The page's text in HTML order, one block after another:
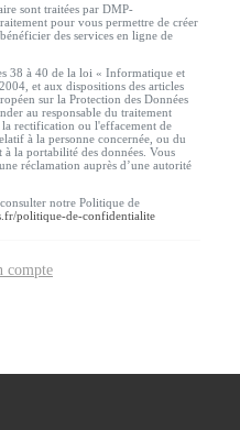
sont traitées par DMP-
pour vous permettre de créer
des services en ligne de
38 à 40 de la loi « Informatique et
et aux dispositions des articles
sur la Protection des Données
au responsable du traitement
la rectification ou l'effacement de
à la personne concernée, ou du
la portabilité des données. Vous
réclamation auprès d’une autorité
notre Politique de
politique-de-confidentialite
compte